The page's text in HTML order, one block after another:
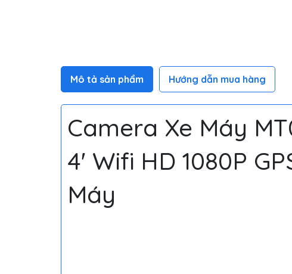
Mô tả sản phẩm Hướng dẫn mua hàng
Camera Xe Máy
4' Wifi HD 1080P
Máy